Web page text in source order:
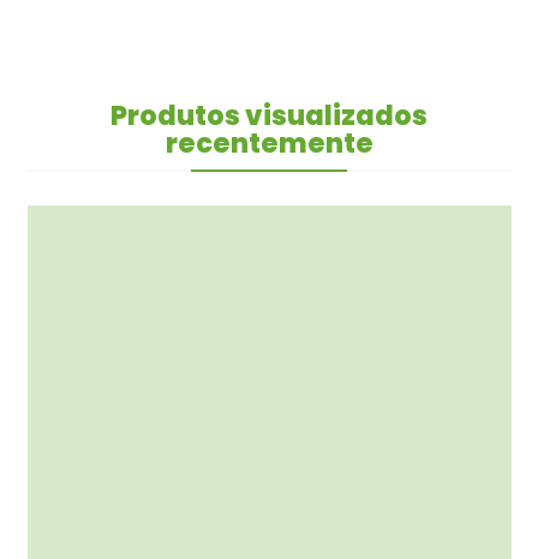
Produtos visualizados
recentemente